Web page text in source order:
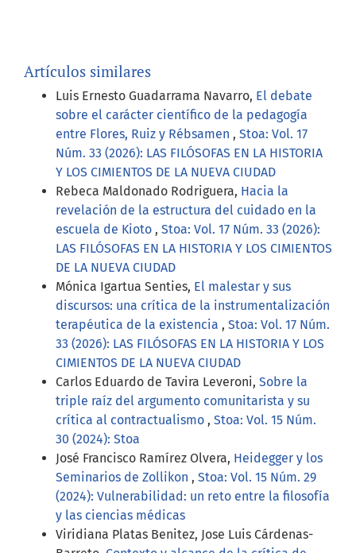
Artículos similares
Luis Ernesto Guadarrama Navarro, El debate
sobre el carácter científico de la pedagogía
entre Flores, Ruiz y Rébsamen , Stoa: Vol. 17
Núm. 33 (2026): LAS FILÓSOFAS EN LA HISTORIA
Y LOS CIMIENTOS DE LA NUEVA CIUDAD
Rebeca Maldonado Rodriguera, Hacia la
revelación de la estructura del cuidado en la
escuela de Kioto , Stoa: Vol. 17 Núm. 33 (2026):
LAS FILÓSOFAS EN LA HISTORIA Y LOS CIMIENTOS
DE LA NUEVA CIUDAD
Mónica Igartua Senties, El malestar y sus
discursos: una crítica de la instrumentalización
terapéutica de la existencia , Stoa: Vol. 17 Núm.
33 (2026): LAS FILÓSOFAS EN LA HISTORIA Y LOS
CIMIENTOS DE LA NUEVA CIUDAD
Carlos Eduardo de Tavira Leveroni, Sobre la
triple raíz del argumento comunitarista y su
crítica al contractualismo , Stoa: Vol. 15 Núm.
30 (2024): Stoa
José Francisco Ramírez Olvera, Heidegger y los
Seminarios de Zollikon , Stoa: Vol. 15 Núm. 29
(2024): Vulnerabilidad: un reto entre la filosofía
y las ciencias médicas
Viridiana Platas Benitez, Jose Luis Cárdenas-